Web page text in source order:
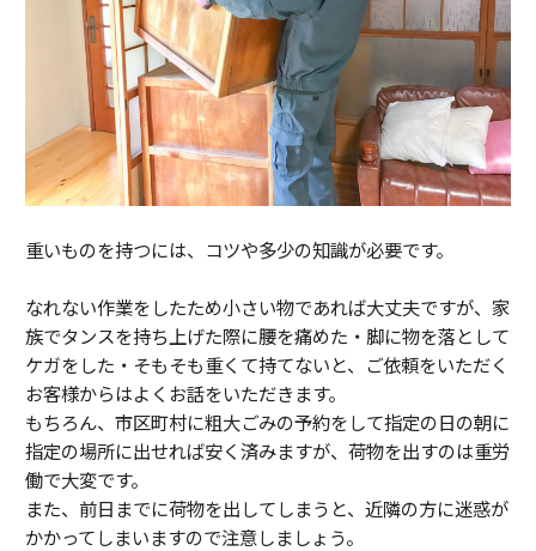
重いものを持つには、コツや多少の知識が必要です。
なれない作業をしたため小さい物であれば大丈夫ですが、家
族でタンスを持ち上げた際に腰を痛めた・脚に物を落として
ケガをした・そもそも重くて持てないと、ご依頼をいただく
お客様からはよくお話をいただきます。
もちろん、市区町村に粗大ごみの予約をして指定の日の朝に
指定の場所に出せれば安く済みますが、荷物を出すのは重労
働で大変です。
また、前日までに荷物を出してしまうと、近隣の方に迷惑が
かかってしまいますので注意しましょう。